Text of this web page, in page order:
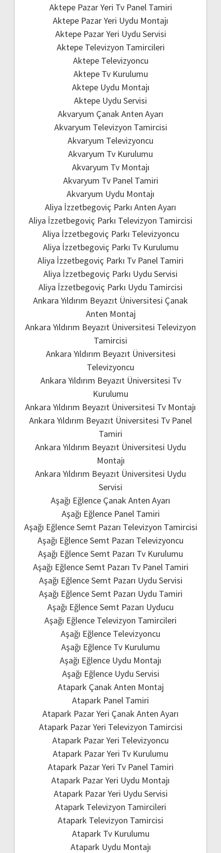
Aktepe Pazar Yeri Tv Panel Tamiri
Aktepe Pazar Yeri Uydu Montajı
Aktepe Pazar Yeri Uydu Servisi
Aktepe Televizyon Tamircileri
Aktepe Televizyoncu
Aktepe Tv Kurulumu
Aktepe Uydu Montajı
Aktepe Uydu Servisi
Akvaryum Çanak Anten Ayarı
Akvaryum Televizyon Tamircisi
Akvaryum Televizyoncu
Akvaryum Tv Kurulumu
Akvaryum Tv Montajı
Akvaryum Tv Panel Tamiri
Akvaryum Uydu Montajı
Aliya İzzetbegoviç Parkı Anten Ayarı
Aliya İzzetbegoviç Parkı Televizyon Tamircisi
Aliya İzzetbegoviç Parkı Televizyoncu
Aliya İzzetbegoviç Parkı Tv Kurulumu
Aliya İzzetbegoviç Parkı Tv Panel Tamiri
Aliya İzzetbegoviç Parkı Uydu Servisi
Aliya İzzetbegoviç Parkı Uydu Tamircisi
Ankara Yıldırım Beyazıt Üniversitesi Çanak
Anten Montaj
Ankara Yıldırım Beyazıt Üniversitesi Televizyon
Tamircisi
Ankara Yıldırım Beyazıt Üniversitesi
Televizyoncu
Ankara Yıldırım Beyazıt Üniversitesi Tv
Kurulumu
Ankara Yıldırım Beyazıt Üniversitesi Tv Montajı
Ankara Yıldırım Beyazıt Üniversitesi Tv Panel
Tamiri
Ankara Yıldırım Beyazıt Üniversitesi Uydu
Montajı
Ankara Yıldırım Beyazıt Üniversitesi Uydu
Servisi
Aşağı Eğlence Çanak Anten Ayarı
Aşağı Eğlence Panel Tamiri
Aşağı Eğlence Semt Pazarı Televizyon Tamircisi
Aşağı Eğlence Semt Pazarı Televizyoncu
Aşağı Eğlence Semt Pazarı Tv Kurulumu
Aşağı Eğlence Semt Pazarı Tv Panel Tamiri
Aşağı Eğlence Semt Pazarı Uydu Servisi
Aşağı Eğlence Semt Pazarı Uydu Tamiri
Aşağı Eğlence Semt Pazarı Uyducu
Aşağı Eğlence Televizyon Tamircileri
Aşağı Eğlence Televizyoncu
Aşağı Eğlence Tv Kurulumu
Aşağı Eğlence Uydu Montajı
Aşağı Eğlence Uydu Servisi
Atapark Çanak Anten Montaj
Atapark Panel Tamiri
Atapark Pazar Yeri Çanak Anten Ayarı
Atapark Pazar Yeri Televizyon Tamircisi
Atapark Pazar Yeri Televizyoncu
Atapark Pazar Yeri Tv Kurulumu
Atapark Pazar Yeri Tv Panel Tamiri
Atapark Pazar Yeri Uydu Montajı
Atapark Pazar Yeri Uydu Servisi
Atapark Televizyon Tamircileri
Atapark Televizyon Tamircisi
Atapark Tv Kurulumu
Atapark Uydu Montajı